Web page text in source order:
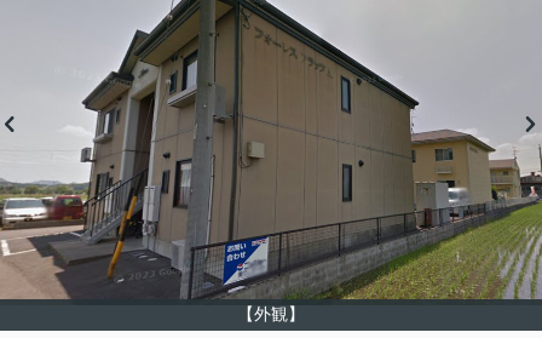
【外観】